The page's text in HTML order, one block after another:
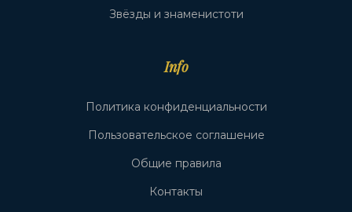
Звёзды и знаменистоти
Info
Политика конфиденциальности
Пользовательское соглашение
Общие правила
Контакты